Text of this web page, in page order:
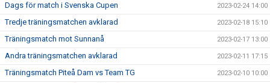
Dags för match i Svenska Cupen 2023-02-24 14:00
Tredje träningsmatchen avklarad 2023-02-18 15:10
Träningsmatch mot Sunnanå 2023-02-17 13:00
Andra träningsmatchen avklarad 2023-02-11 17:15
Träningsmatch Piteå Dam vs Team TG 2023-02-10 10:00